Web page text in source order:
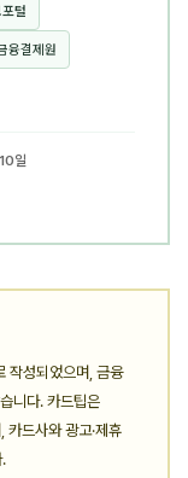
털
융결제원
일
작성되었으며, 금융
니다. 카드팁은
카드사와 광고·제휴